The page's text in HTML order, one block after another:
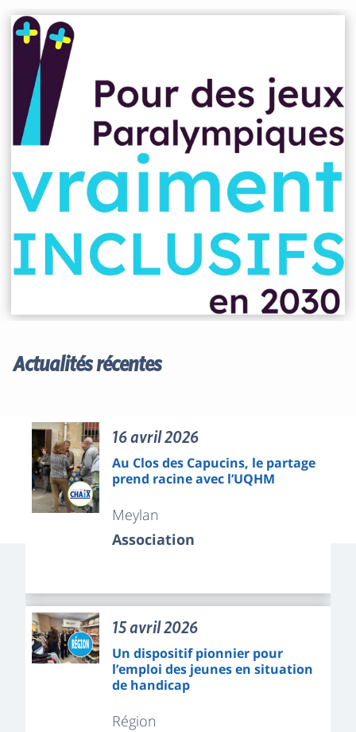
Actualités récentes
16 avril 2026
Au Clos des Capucins, le partage
prend racine avec l’UQHM
Meylan
Association
15 avril 2026
Un dispositif pionnier pour
l’emploi des jeunes en situation
de handicap
Région